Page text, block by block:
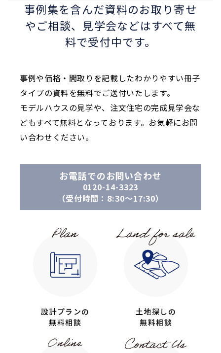
事例集を含んだ資料のお取り寄せ
やご相談、
見学会などはすべて無
料で受付中です。
事例や価格・間取りを記載したわかりやすい冊子
タイプの資料を無料でご送付いたします。
モデルハウスの見学や、注文住宅の完成見学会な
どもすべて無料となっております。お気軽にお問
い合わせください。
お電話でのお問い合わせ
0120-14-3323
（受付時間：8:30〜17:30）
設計プランの
無料相談
土地探しの
無料相談